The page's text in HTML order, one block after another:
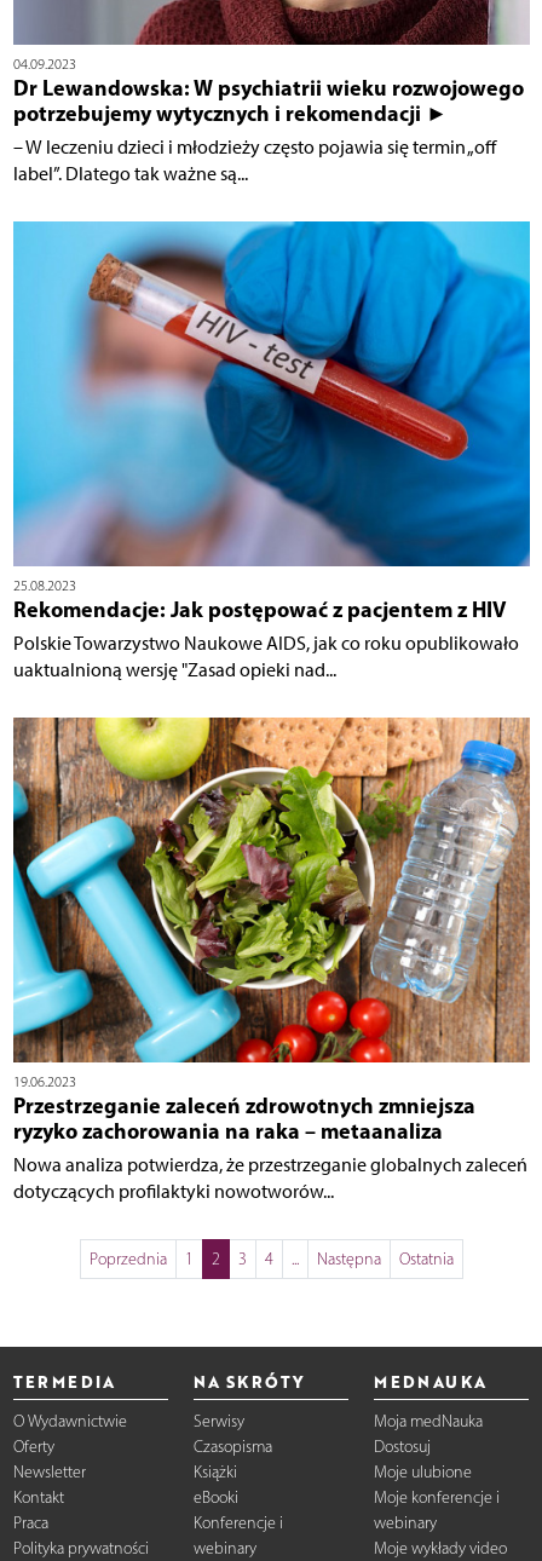
04.09.2023
Dr Lewandowska: W psychiatrii wieku rozwojowego
potrzebujemy wytycznych i rekomendacji ►
– W leczeniu dzieci i młodzieży często pojawia się termin „off
label”. Dlatego tak ważne są...
25.08.2023
Rekomendacje: Jak postępować z pacjentem z HIV
Polskie Towarzystwo Naukowe AIDS, jak co roku opublikowało
uaktualnioną wersję "Zasad opieki nad...
19.06.2023
Przestrzeganie zaleceń zdrowotnych zmniejsza
ryzyko zachorowania na raka – metaanaliza
Nowa analiza potwierdza, że przestrzeganie globalnych zaleceń
dotyczących profilaktyki nowotworów...
Poprzednia 1 2 3 4 ... Następna Ostatnia
TERMEDIA
O Wydawnictwie
Oferty
Newsletter
Kontakt
Praca
Polityka prywatności
NA SKRÓTY
Serwisy
Czasopisma
Książki
eBooki
Konferencje i
webinary
MEDNAUKA
Moja medNauka
Dostosuj
Moje ulubione
Moje konferencje i
webinary
Moje wykłady video